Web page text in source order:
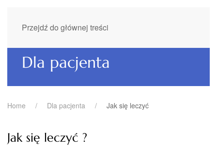
Przejdź do głównej treści
Dla pacjenta
Home Dla pacjenta Jak się leczyć
Jak się leczyć ?